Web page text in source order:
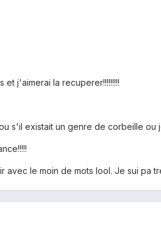
j'aimerai la recuperer!!!!!!!!!
s'il existait un genre de corbeille
le moin de mots lool. Je sui pa